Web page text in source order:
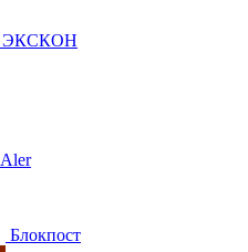
ЭКСКОН
Aler
Блокпост